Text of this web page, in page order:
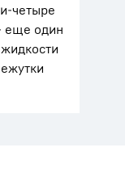
четыре
еще один